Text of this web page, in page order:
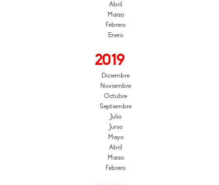
Abril
Marzo
Febrero
Enero
2019
Diciembre
Noviembre
Octubre
Septiembre
Julio
Junio
Mayo
Abril
Marzo
Febrero